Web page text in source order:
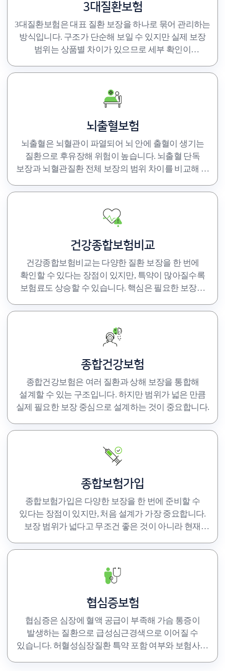
3대질환보험
3대질환보험은 대표 질환 보장을 하나로 묶어 관리하는
방식입니다. 구조가 단순해 보일 수 있지만 실제 보장
범위는 상품별 차이가 있으므로 세부 확인이
뇌출혈보험
뇌출혈은 뇌혈관이 파열되어 뇌 안에 출혈이 생기는
질환으로 후유장해 위험이 높습니다. 뇌출혈 단독
보장과 뇌혈관질환 전체 보장의 범위 차이를 비교해 더
건강종합보험비교
건강종합보험비교는 다양한 질환 보장을 한 번에
확인할 수 있다는 장점이 있지만, 특약이 많아질수록
보험료도 상승할 수 있습니다. 핵심은 필요한 보장만
종합건강보험
종합건강보험은 여러 질환과 상해 보장을 통합해
설계할 수 있는 구조입니다. 하지만 범위가 넓은 만큼
실제 필요한 보장 중심으로 설계하는 것이 중요합니다.
종합보험가입
종합보험가입은 다양한 보장을 한 번에 준비할 수
있다는 장점이 있지만, 처음 설계가 가장 중요합니다.
보장 범위가 넓다고 무조건 좋은 것이 아니라 현재
협심증보험
협심증은 심장에 혈액 공급이 부족해 가슴 통증이
발생하는 질환으로 급성심근경색으로 이어질 수
있습니다. 허혈성심장질환 특약 포함 여부와 보험사별